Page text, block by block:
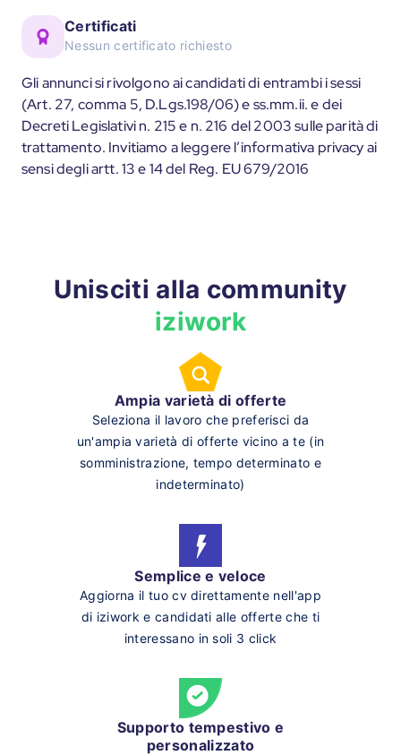
Certificati
Nessun certificato richiesto
Gli annunci si rivolgono ai candidati di entrambi i sessi
(Art. 27, comma 5, D.Lgs.198/06) e ss.mm.ii. e dei
Decreti Legislativi n. 215 e n. 216 del 2003 sulle parità di
trattamento. Invitiamo a leggere l’informativa privacy ai
sensi degli artt. 13 e 14 del Reg. EU 679/2016
Unisciti alla community
iziwork
Ampia varietà di offerte
Seleziona il lavoro che preferisci da
un'ampia varietà di offerte vicino a te (in
somministrazione, tempo determinato e
indeterminato)
Semplice e veloce
Aggiorna il tuo cv direttamente nell'app
di iziwork e candidati alle offerte che ti
interessano in soli 3 click
Supporto tempestivo e
personalizzato